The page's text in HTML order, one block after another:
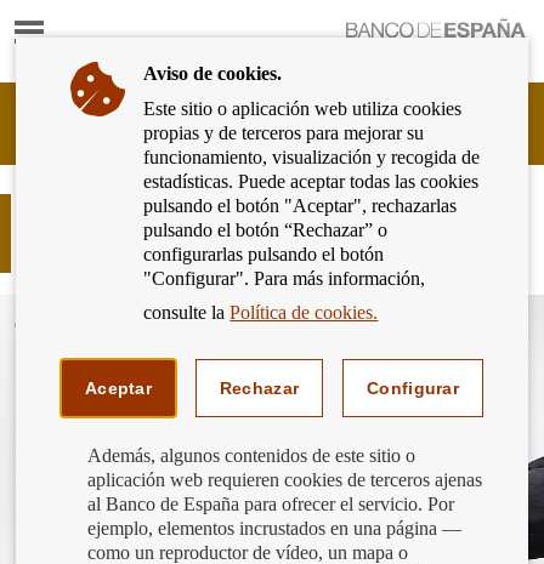
Mostrar
Ir
página
de
inicio
del
Banco
de
España
Cliente
Bancario
Banco
España
Eurosistema,
Normas básicas para prevenir la
ciberdelincuencia
Aviso de cookies.
Este sitio o aplicación web utiliza cookies
propias y de terceros para mejorar su
funcionamiento, visualización y recogida de
estadísticas. Puede aceptar todas las cookies
pulsando el botón "Aceptar", rechazarlas
pulsando el botón “Rechazar” o
configurarlas pulsando el botón
"Configurar". Para más información,
consulte laPolítica de cookies.
Aceptar Rechazar Configurar
Además, algunos contenidos de este sitio o
aplicación web requieren cookies de terceros ajenas
al Banco de España para ofrecer el servicio. Por
ejemplo, elementos incrustados en una página —
como un reproductor de vídeo, un mapa o